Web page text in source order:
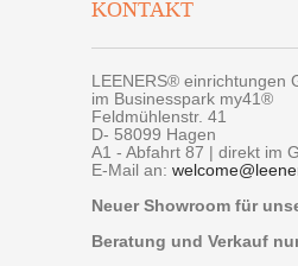
KONTAKT
LEENERS® einrichtungen
im Businesspark my41®
Feldmühlenstr. 41
D- 58099 Hagen
A1 - Abfahrt 87 | direkt im
E-Mail an: welcome@
Neuer Showroom für
Beratung und Verkauf